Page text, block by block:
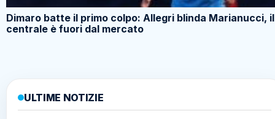
Dimaro batte il primo colpo: Allegri blinda Marianucci, il
centrale è fuori dal mercato
ULTIME NOTIZIE